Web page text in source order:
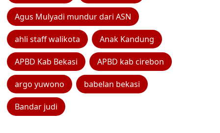
Agus Mulyadi mundur dari ASN
ahli staff walikota Anak Kandung
APBD Kab Bekasi APBD kab cirebon
argo yuwono babelan bekasi
Bandar judi